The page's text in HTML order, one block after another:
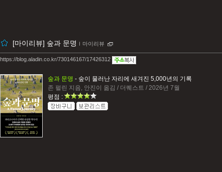
[마이리뷰] 숲과 문명 ｌ 마이리뷰
https://blog.aladin.co.kr/730146167/17426312
숲과 문명 - 숲이 물러난 자리에 새겨진 5,000년의 기록
존 펄린 지음, 안진이 옮김 / 더퀘스트 / 2026년 7월
평점 :